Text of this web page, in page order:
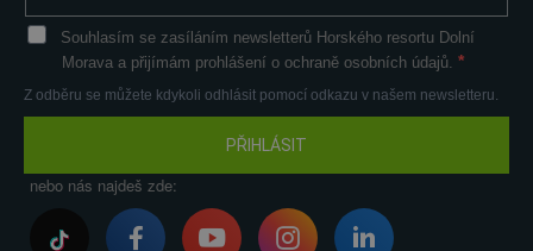
PŘIHLÁSIT
Souhlasím se zasíláním newsletterů Horského resortu Dolní
Morava a přijímám prohlášení o ochraně osobních údajů.
Z odběru se můžete kdykoli odhlásit pomocí odkazu v našem newsletteru.
nebo nás najdeš zde: